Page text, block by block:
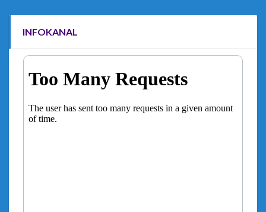
INFOKANAL